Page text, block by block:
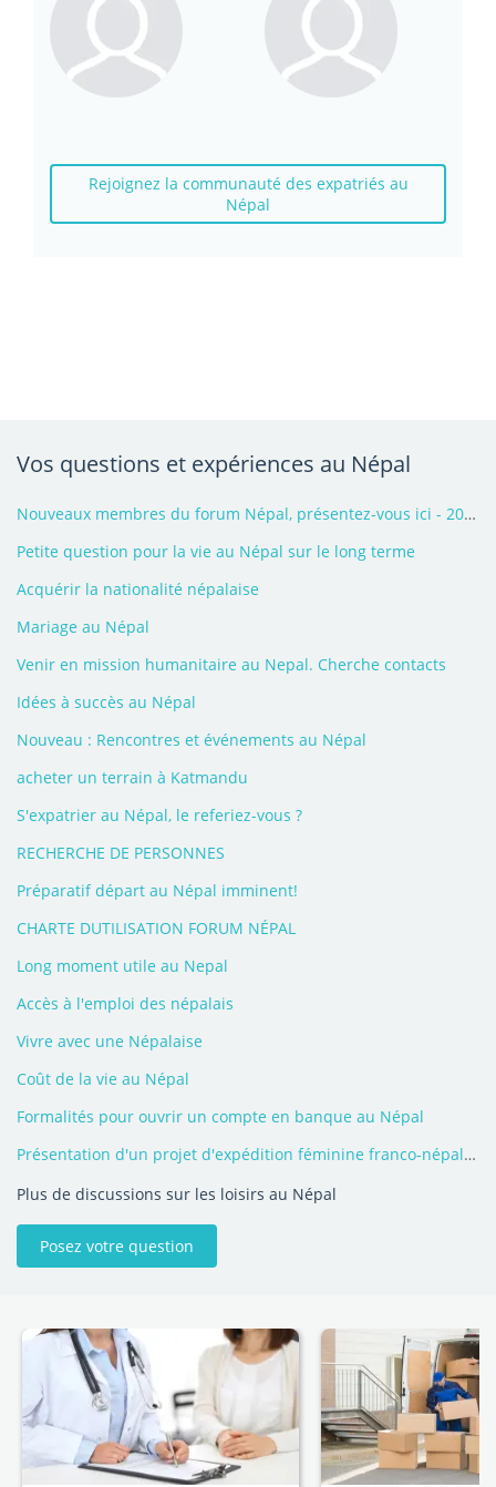
Rejoignez la communauté des expatriés au
Népal
Vos questions et expériences au Népal
Nouveaux membres du forum Népal, présentez-vous ici - 2026
Petite question pour la vie au Népal sur le long terme
Acquérir la nationalité népalaise
Mariage au Népal
Venir en mission humanitaire au Nepal. Cherche contacts
Idées à succès au Népal
Nouveau : Rencontres et événements au Népal
acheter un terrain à Katmandu
S'expatrier au Népal, le referiez-vous ?
RECHERCHE DE PERSONNES
Préparatif départ au Népal imminent!
CHARTE DUTILISATION FORUM NÉPAL
Long moment utile au Nepal
Accès à l'emploi des népalais
Vivre avec une Népalaise
Coût de la vie au Népal
Formalités pour ouvrir un compte en banque au Népal
Présentation d'un projet d'expédition féminine franco-népalaise
Plus de discussions sur les loisirs au Népal
Posez votre question